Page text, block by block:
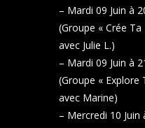
– Mardi 09 Juin à
(Groupe « Crée
avec Julie L.)
– Mardi 09 Juin à
(Groupe « Explore
avec Marine)
– Mercredi 10